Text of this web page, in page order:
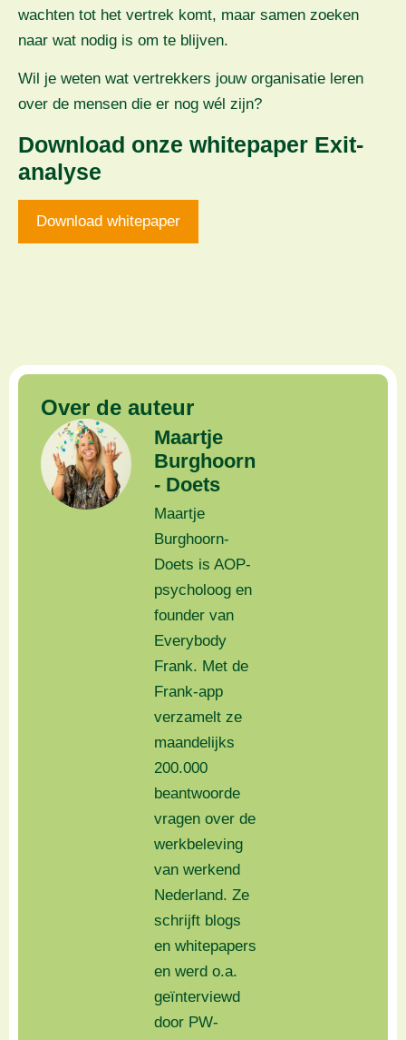
wachten tot het vertrek komt, maar samen zoeken
naar wat nodig is om te blijven.
Wil je weten wat vertrekkers jouw organisatie leren
over de mensen die er nog wél zijn?
Download onze whitepaper Exit-
analyse
Download whitepaper
Over de auteur
Maartje
Burghoorn
- Doets
Maartje
Burghoorn-
Doets is AOP-
psycholoog en
founder van
Everybody
Frank. Met de
Frank-app
verzamelt ze
maandelijks
200.000
beantwoorde
vragen over de
werkbeleving
van werkend
Nederland. Ze
schrijft blogs
en whitepapers
en werd o.a.
geïnterviewd
door PW-